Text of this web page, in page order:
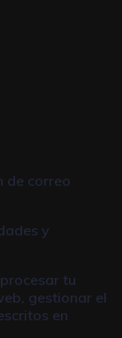
de correo
y
tu
gestionar el
en